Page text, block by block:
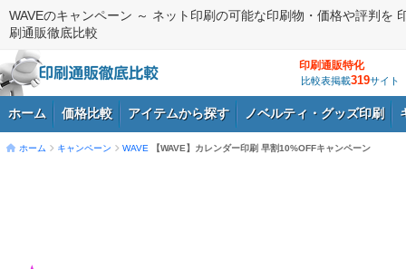
WAVEのキャンペーン ～ ネット印刷の可能な印刷物・価格や評判を
刷通販徹底比較
印刷通販特化
比較表掲載319サイト
ホーム 価格比較 アイテムから探す ノベルティ・グッズ印刷
ホーム キャンペーン WAVE 【WAVE】カレンダー印刷 早割10%OFFキャンペーン